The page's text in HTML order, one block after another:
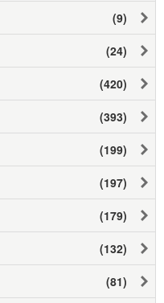
(9)
(24)
(420)
(393)
(199)
(197)
(179)
(132)
(81)